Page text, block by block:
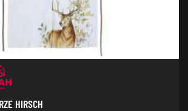
HIRSCH